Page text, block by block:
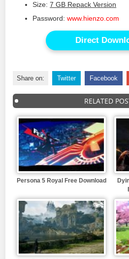
Size:7 GB Repack Version
Password:www.hienzo.com
Direct
Share on: Twitter Facebook
RELATED
Persona 5 Royal Free Download